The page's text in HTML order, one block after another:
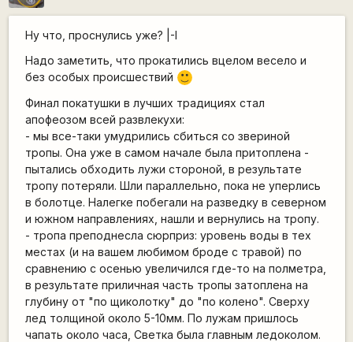
Ну что, проснулись уже? |-I
Надо заметить, что прокатились вцелом весело и
без особых происшествий
:)
Финал покатушки в лучших традициях стал
апофеозом всей развлекухи:
- мы все-таки умудрились сбиться со звериной
тропы. Она уже в самом начале была притоплена -
пытались обходить лужи стороной, в результате
тропу потеряли. Шли параллельно, пока не уперлись
в болотце. Налегке побегали на разведку в северном
и южном направлениях, нашли и вернулись на тропу.
- тропа преподнесла сюрприз: уровень воды в тех
местах (и на вашем любимом броде с травой) по
сравнению с осенью увеличился где-то на полметра,
в результате приличная часть тропы затоплена на
глубину от "по щиколотку" до "по колено". Сверху
лед толщиной около 5-10мм. По лужам пришлось
чапать около часа, Светка была главным ледоколом.